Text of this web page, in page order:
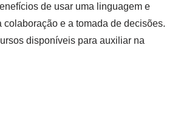
de usar uma linguagem e
e a tomada de decisões.
disponíveis para auxiliar na